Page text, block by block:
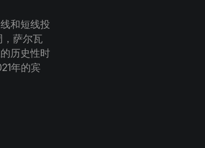
和短线投
，萨尔瓦
历史性时
年的宾